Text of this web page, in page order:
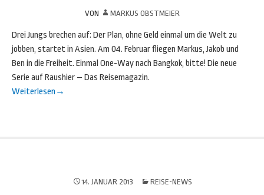
VON MARKUS OBSTMEIER
Drei Jungs brechen auf: Der Plan, ohne Geld einmal um die Welt zu
jobben, startet in Asien. Am 04. Februar fliegen Markus, Jakob und
Ben in die Freiheit. Einmal One-Way nach Bangkok, bitte! Die neue
Serie auf Raushier – Das Reisemagazin.
Weiterlesen →
14. JANUAR 2013 REISE-NEWS